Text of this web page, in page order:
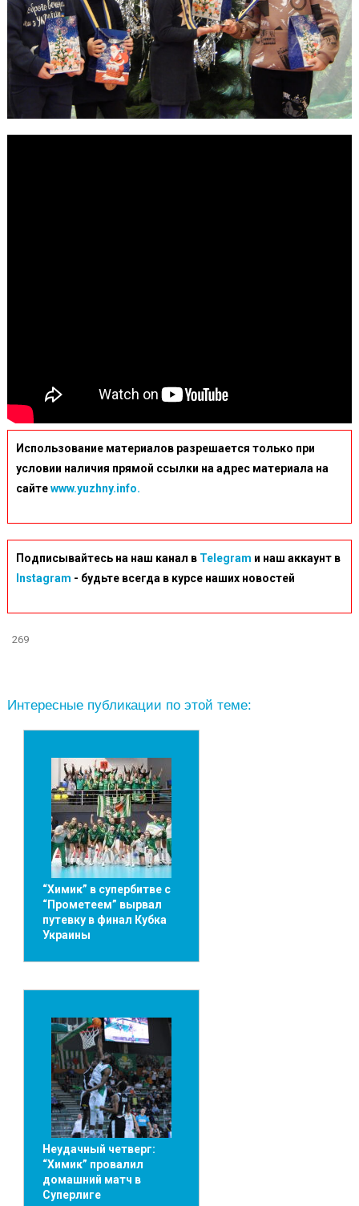
Использование материалов разрешается только при
условии наличия прямой ссылки на адрес материала на
сайтеwww.yuzhny.info.
Подписывайтесь на наш канал в Telegram и наш аккаунт в
Instagram - будьте всегда в курсе наших новостей
269
Интересные публикации по этой теме:
“Химик” в супербитве с
“Прометеем” вырвал
путевку в финал Кубка
Украины
Неудачный четверг:
“Химик” провалил
домашний матч в
Суперлиге